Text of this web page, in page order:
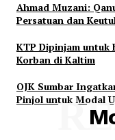
Ahmad Muzani:
Persatuan dan
KTP Dipinjam untuk
Korban di Kaltim
OJK Sumbar
Pinjol untuk Modal